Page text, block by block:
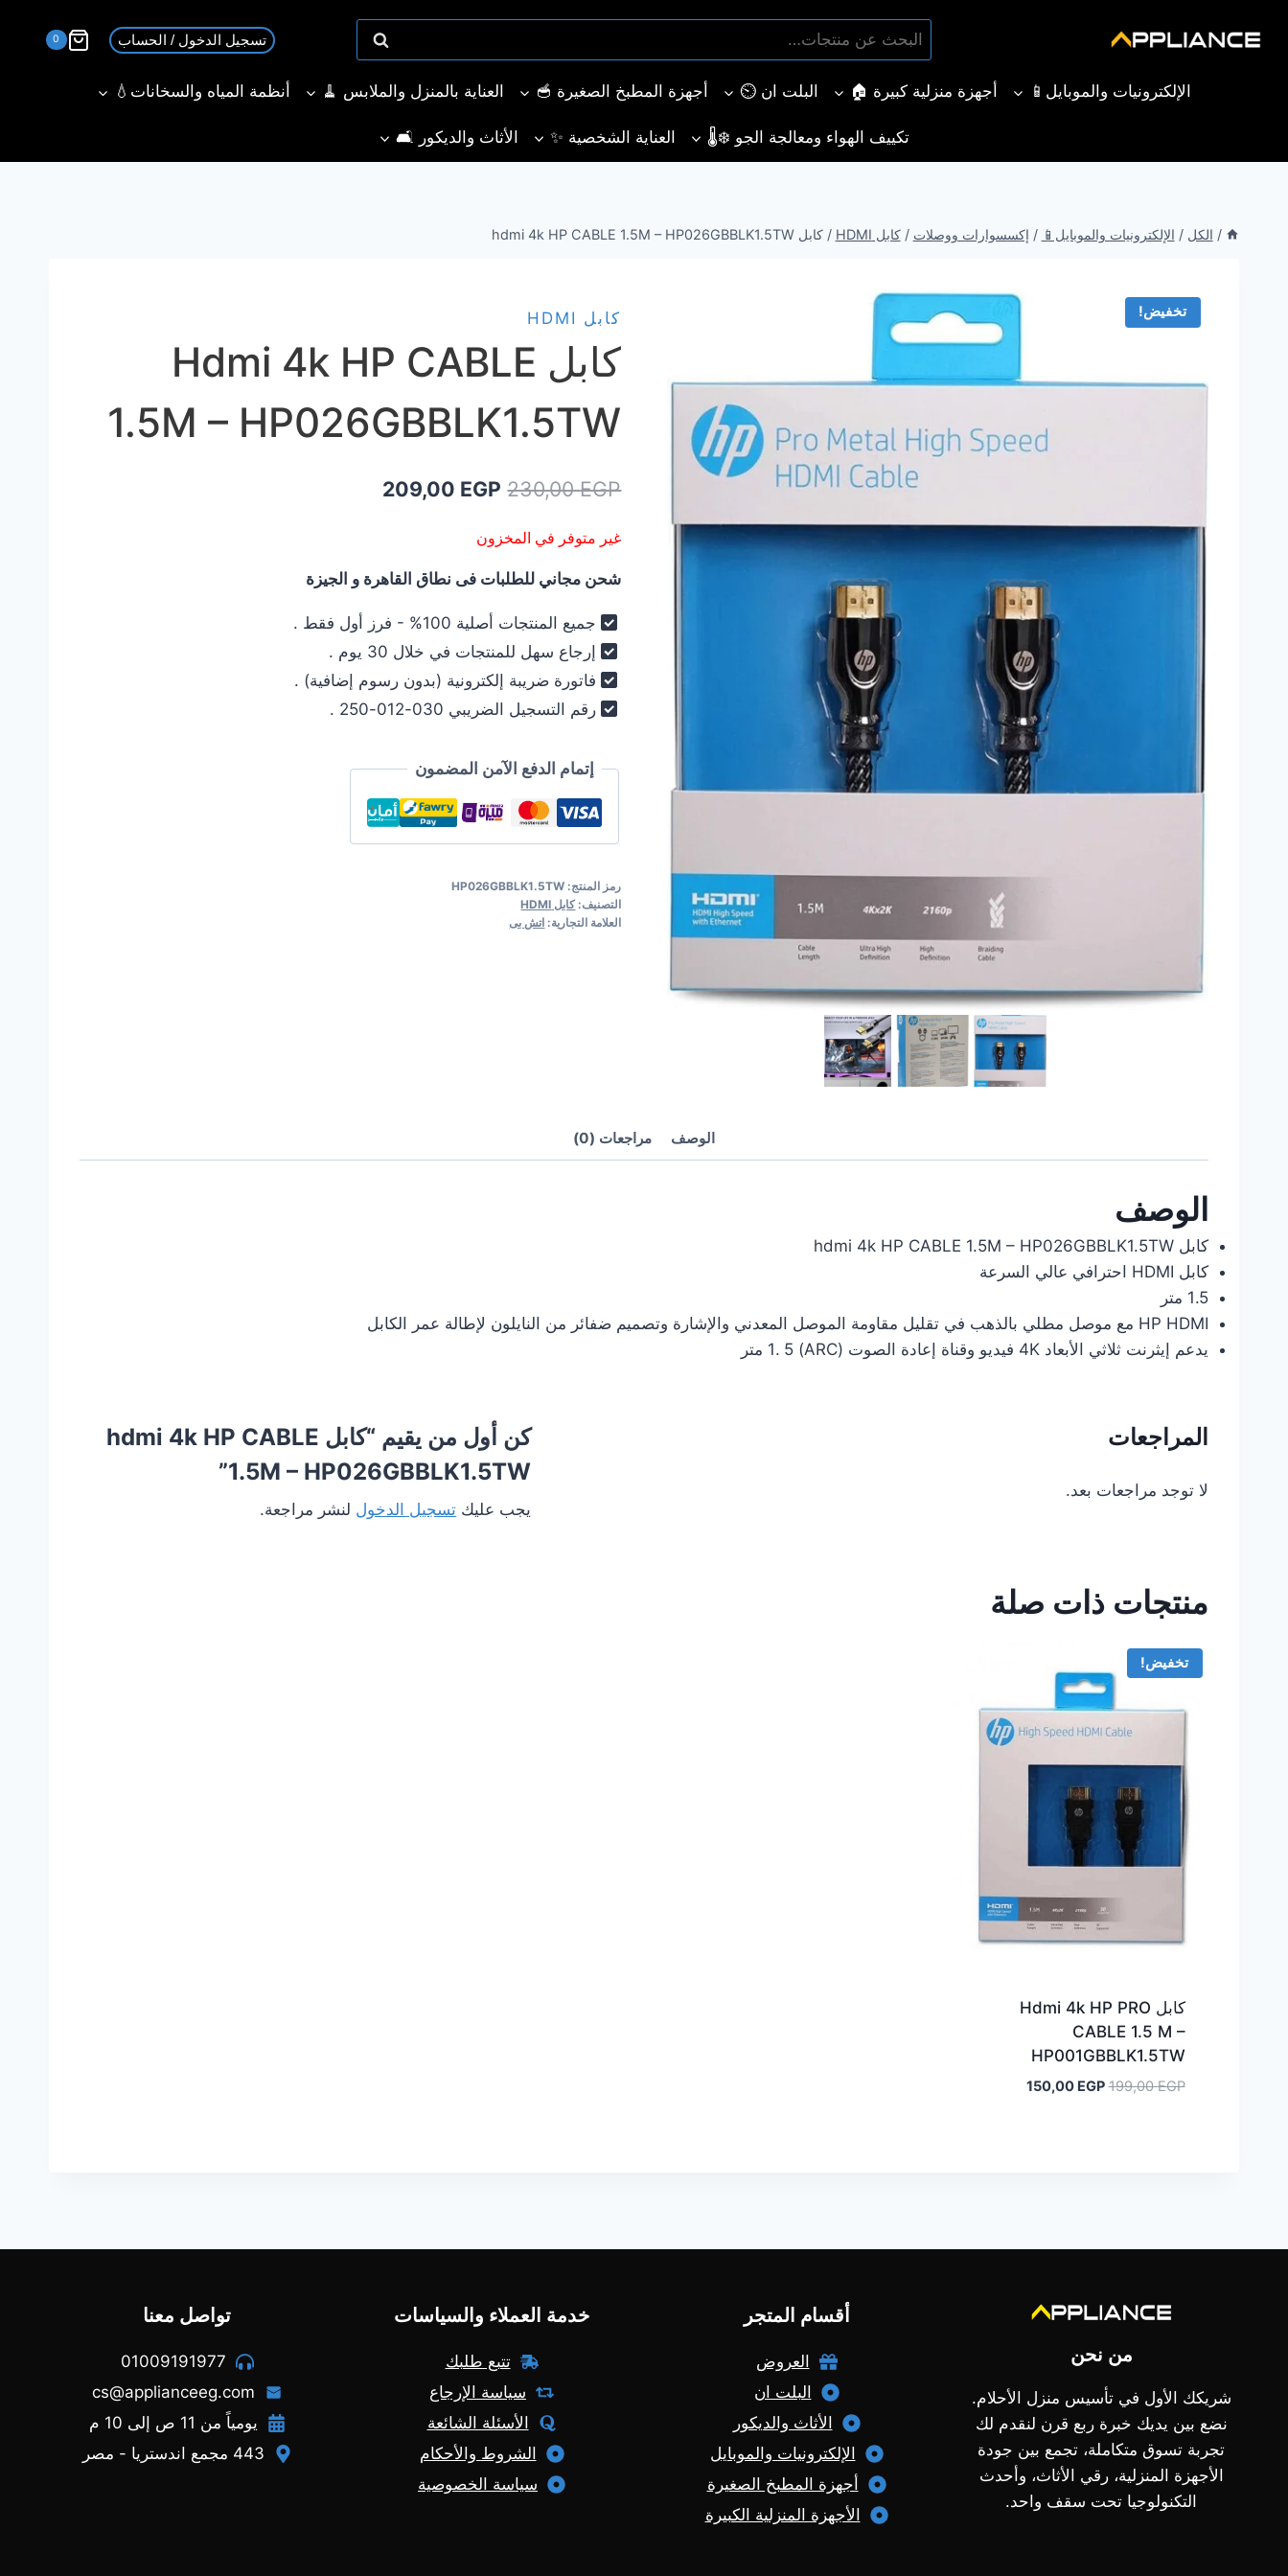
البحث
عن:
بحث تسجيل الدخول / الحساب 0
الإلكترونيات والموبايل📱 أجهزة منزلية كبيرة 🏠 البلت ان ⏲️ أجهزة المطبخ الصغيرة 🥣 العناية بالمنزل والملابس 🧹 أنظمة المياه والسخانات💧
تكييف الهواء ومعالجة الجو ❄️🌡️ العناية الشخصية ✨ الأثاث والديكور 🛋️
/ الكل / الإلكترونيات والموبايل📱 / إكسسوارات ووصلات / كابل HDMI / كابل hdmi 4k HP CABLE 1.5M – HP026GBBLK1.5TW
تخفيض! كابل HDMI
كابل Hdmi 4k HP CABLE
1.5M – HP026GBBLK1.5TW
230,00EGP
السعر
هو:
230,00 EGP.
209,00 EGP
السعر
209,00 EGP.
غير متوفر في المخزون
شحن مجاني للطلبات فى نطاق القاهرة و الجيزة
جميع المنتجات أصلية 100% - فرز أول فقط .
إرجاع سهل للمنتجات في خلال 30 يوم .
فاتورة ضريبة إلكترونية (بدون رسوم إضافية) .
رقم التسجيل الضريبي 030-012-250 .
إتمام الدفع الآمن المضمون
رمز المنتج: HP026GBBLK1.5TW
التصنيف:كابل HDMI
العلامة التجارية: اتش بى
الوصف مراجعات (0)
الوصف
كابل hdmi 4k HP CABLE 1.5M – HP026GBBLK1.5TW
كابل HDMI احترافي عالي السرعة
1.5 متر
HP HDMI مع موصل مطلي بالذهب في تقليل مقاومة الموصل المعدني والإشارة وتصميم ضفائر من النايلون لإطالة عمر الكابل
يدعم إيثرنت ثلاثي الأبعاد 4K فيديو وقناة إعادة الصوت (ARC) 1. 5 متر
المراجعات
لا توجد مراجعات بعد.
كن أول من يقيم “كابل hdmi 4k HP CABLE
1.5M – HP026GBBLK1.5TW”
يجب عليك تسجيل الدخول لنشر مراجعة.
منتجات ذات صلة
تخفيض!
كابل Hdmi 4k HP PRO
CABLE 1.5 M –
HP001GBBLK1.5TW
199,00EGP
السعر150,00 EGP
السعر
من نحن
شريكك الأول في تأسيس منزل الأحلام.
نضع بين يديك خبرة ربع قرن لنقدم لك
تجربة تسوق متكاملة، تجمع بين جودة
الأجهزة المنزلية، رقي الأثاث، وأحدث
التكنولوجيا تحت سقف واحد.
أقسام المتجر
العروض
البلت ان
الأثاث والديكور
الإلكترونيات والموبايل
أجهزة المطبخ الصغيرة
الأجهزة المنزلية الكبيرة
خدمة العملاء والسياسات
تتبع طلبك
سياسة الإرجاع
الأسئلة الشائعة
الشروط والأحكام
سياسة الخصوصية
تواصل معنا
01009191977
cs@applianceeg.com
يومياً من 11 ص إلى 10 م
443 مجمع اندستريا - مصر